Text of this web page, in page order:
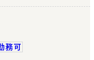
務可